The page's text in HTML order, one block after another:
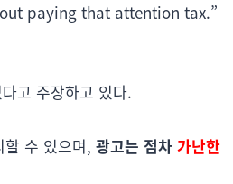
paying that attention tax.”
고 주장하고 있다.
수 있으며, 광고는 점차 가난한